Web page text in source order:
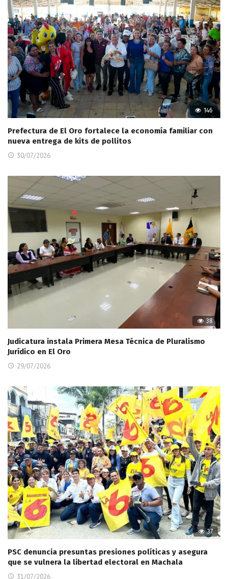
146
Prefectura de El Oro fortalece la economía familiar con
nueva entrega de kits de pollitos
30/07/2026
38
Judicatura instala Primera Mesa Técnica de Pluralismo
Jurídico en El Oro
29/07/2026
37
PSC denuncia presuntas presiones políticas y asegura
que se vulnera la libertad electoral en Machala
31/07/2026